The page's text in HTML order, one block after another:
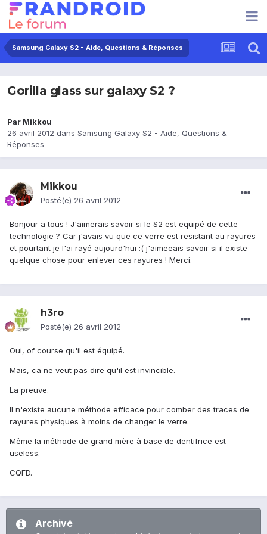
Samsung Galaxy S2 - Aide, Questions & Réponses
Gorilla glass sur galaxy S2 ?
Par Mikkou
26 avril 2012 dans Samsung Galaxy S2 - Aide, Questions &
Réponses
Mikkou
Posté(e) 26 avril 2012
Bonjour a tous ! J'aimerais savoir si le S2 est equipé de cette
technologie ? Car j'avais vu que ce verre est resistant au rayures
et pourtant je l'ai rayé aujourd'hui :( j'aimeeais savoir si il existe
quelque chose pour enlever ces rayures ! Merci.
h3ro
Posté(e) 26 avril 2012
Oui, of course qu'il est équipé.
Mais, ca ne veut pas dire qu'il est invincible.
La preuve.
Il n'existe aucune méthode efficace pour comber des traces de
rayures physiques à moins de changer le verre.
Même la méthode de grand mère à base de dentifrice est
useless.
CQFD.
Archivé